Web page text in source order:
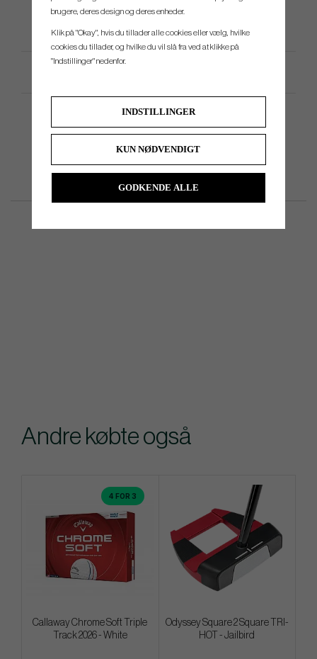
Andre købte også
4 FOR 3
Callaway Chrome Soft Triple
Track 2026 - White
Odyssey Square 2 Square TRI-
HOT - Jailbird
brugere, deres design og deres enheder.
Klik på "Okay", hvis du tillader alle cookies eller vælg, hvilke
cookies du tillader, og hvilke du vil slå fra ved at klikke på
"Indstillinger" nedenfor.
INDSTILLINGER
KUN NØDVENDIGT
GODKENDE ALLE